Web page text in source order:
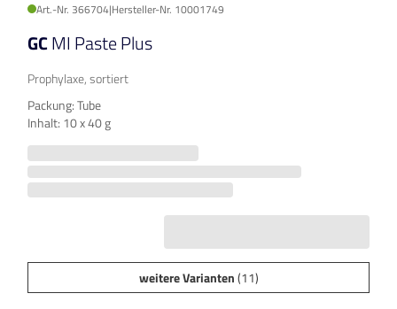
Art.-Nr. 366704|Hersteller-Nr. 10001749
GCMI Paste Plus
Prophylaxe, sortiert
Packung: Tube
Inhalt: 10 x 40 g
weitere Varianten(11)